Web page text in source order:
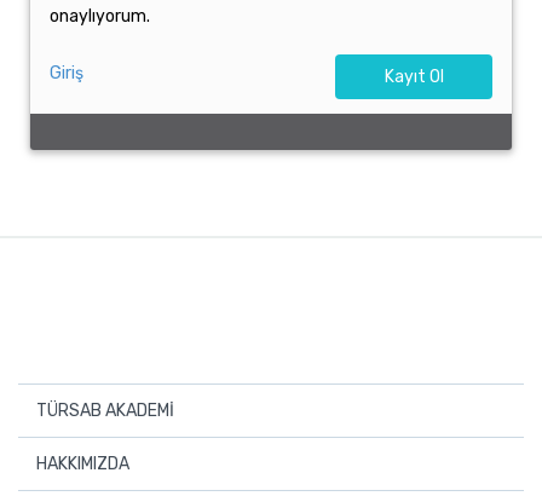
onaylıyorum.
Giriş
TÜRSAB AKADEMİ
Ana Sayfa
HAKKIMIZDA